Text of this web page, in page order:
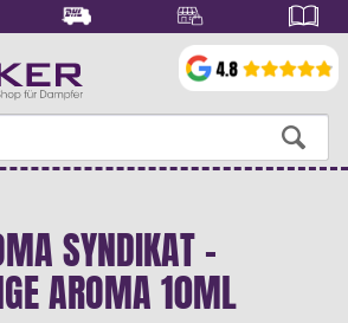
SYNDIKAT -
AROMA 10ML